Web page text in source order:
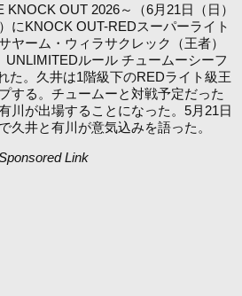
OUT 2026～（6月21日（日）
にKNOCK OUT-REDスーパーライト
ヤーム・ウィラサクレック（王者）
ルール チュームーシーフ
た。久井は1階級下のREDライト級王
する。チュームーと対戦予定だった
川が出場することになった。5月21日
久井と有川が意気込みを語った。
Link